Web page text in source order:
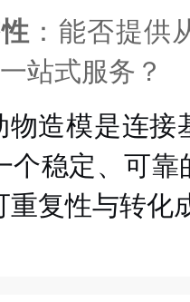
：能否提供
站式服务？
物造模是连接
个稳定、可
重复性与转化